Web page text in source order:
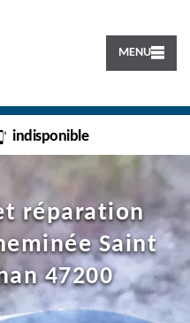
MENU
indisponible
réparation
Saint
47200